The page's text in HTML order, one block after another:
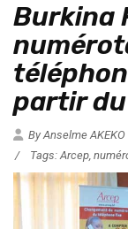
Burkina
partir
By Anselme AKEKO
/
Tags:Arcep,